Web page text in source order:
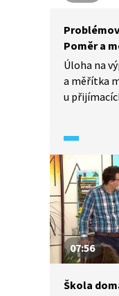
Poměr a
Úloha na
a měřítka
u
a jasně a
postup
nemusíte.
07:56
Škola